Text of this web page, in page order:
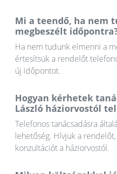
Mi a teendő, ha nem
megbeszélt
Ha nem tudunk elmenni a
értesítsük a rendelőt
új időpontot.
Hogyan kérhetek
László háziorvostól
Telefonos tanácsadásra
lehetőség. Hívjuk a
konzultációt a háziorvostól.